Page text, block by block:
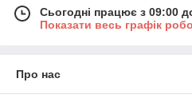
Сьогодні працює з 09:00
Показати весь графік
Про нас